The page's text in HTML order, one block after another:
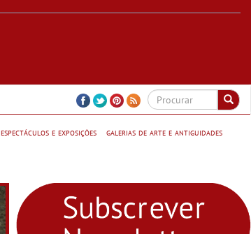
espectáculos e exposições
galerias de arte e antiguidades